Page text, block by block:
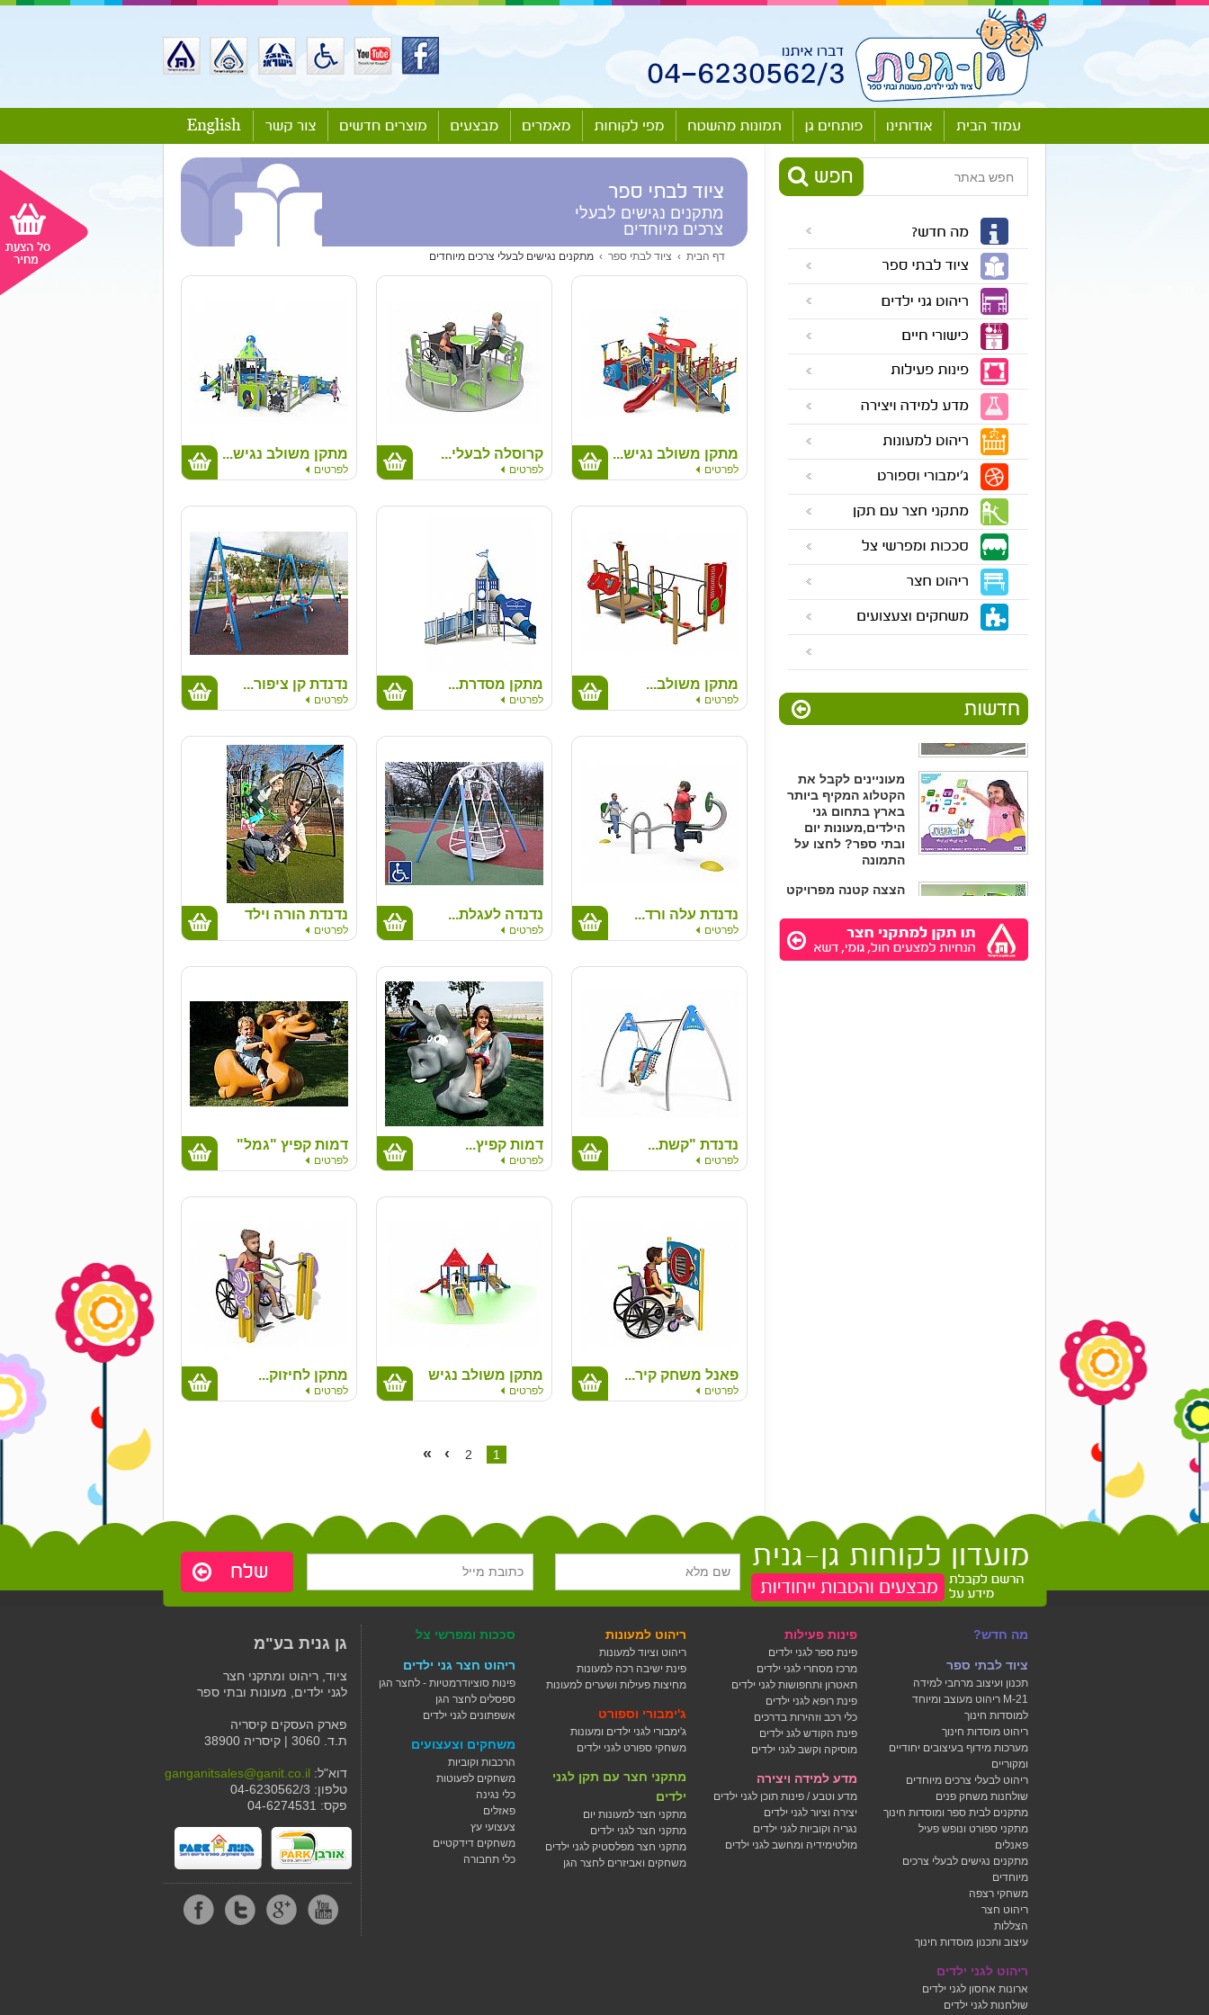
הכנסו לסרטון שלנו
וקבלו טיפים לעיצוב
מעונות!
הצעה!
חדש!חדש!חדש!
הקטלוג המקיף ביותר
בארץ בתחום גני
הילדים,מעונות יום
ובתי ספר? לחצו על
התמונה
גדול מעונות "מקום
מתקנים נגישים לבעלי
צרכים מיוחדים
דף הבית › ציוד לבתי ספר › מתקנים נגישים לבעלי צרכים מיוחדים
מתקן משולב נגיש...
לפרטים
קרוסלה לבעלי...
לפרטים
מתקן משולב נגיש...
לפרטים
מתקן משולב...
לפרטים
מתקן מסדרת...
לפרטים
נדנדת קן ציפור...
לפרטים
נדנדת עלה ורד...
לפרטים
נדנדה לעגלת...
לפרטים
נדנדת הורה וילד
לפרטים
נדנדת "קשת...
לפרטים
דמות קפיץ...
לפרטים
דמות קפיץ "גמל"
לפרטים
פאנל משחק קיר...
לפרטים
מתקן משולב נגיש
לפרטים
מתקן לחיזוק...
לפרטים
›
»
מה חדש?
ציוד לבתי ספר
תכנון ועיצוב מרחבי למידה
M-21 ריהוט מעוצב ומיוחד
למוסדות חינוך
ריהוט מוסדות חינוך
מערכות מידוף בעיצובים יחודיים
ומקוריים
ריהוט לבעלי צרכים מיוחדים
שולחנות משחק פנים
מתקנים לבית ספר ומוסדות חינוך
מתקני ספורט ונופש פעיל
פאנלים
מתקנים נגישים לבעלי צרכים
מיוחדים
משחקי רצפה
ריהוט חצר
הצללות
עיצוב ותכנון מוסדות חינוך
ריהוט לגני ילדים
ארונות אחסון לגני ילדים
שולחנות לגני ילדים
פינות פעילות
פינת ספר לגני ילדים
מרכז מסחרי לגני ילדים
תאטרון ותחפושות לגני ילדים
פינת רופא לגני ילדים
כלי רכב וזהירות בדרכים
פינת הקודש לגנ ילדים
מוסיקה וקשב לגני ילדים
מדע למידה ויצירה
מדע וטבע / פינות תוכן לגני ילדים
יצירה וציור לגני ילדים
נגריה וקוביות לגני ילדים
מולטימידיה ומחשב לגני ילדים
ריהוט למעונות
ריהוט וציוד למעונות
פינת ישיבה רכה למעונות
מחיצות פעילות ושערים למעונות
ג'ימבורי וספורט
ג'ימבורי לגני ילדים ומעונות
משחקי ספורט לגני ילדים
מתקני חצר עם תקן לגני
ילדים
מתקני חצר למעונות יום
מתקני חצר לגני ילדים
מתקני חצר מפלסטיק לגני ילדים
משחקים ואביזרים לחצר הגן
סככות ומפרשי צל
ריהוט חצר גני ילדים
פינות סוציודרמטיות - לחצר הגן
ספסלים לחצר הגן
אשפתונים לגני ילדים
משחקים וצעצועים
הרכבות וקוביות
משחקים לפעוטות
כלי נגינה
פאזלים
צעצועי עץ
משחקים דידקטיים
כלי תחבורה
גן גנית בע"מ
ציוד, ריהוט ומתקני חצר
לגני ילדים, מעונות ובתי ספר
פארק העסקים קיסריה
ת.ד. 3060 | קיסריה 38900
דוא"ל: ganganitsales@ganit.co.il
טלפון: 04-6230562/3
פקס: 04-6274531